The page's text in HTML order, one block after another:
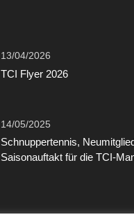
13/04/2026
TCI Flyer 2026
14/05/2025
Schnuppertennis,
Saisonauftakt für die TCI-